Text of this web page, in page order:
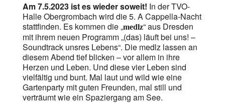
Am 7.5.2023 ist es wieder soweit! In der TVO-
Halle Obergrombach wird die 5. A Cappella-Nacht
stattfinden. Es kommen die „medlz“ aus Dresden
mit ihrem neuen Programm „(das) läuft bei uns! –
Soundtrack unsres Lebens“. Die medlz lassen an
diesem Abend tief blicken – vor allem in ihre
Herzen und Leben. Und diese vier Leben sind
vielfältig und bunt. Mal laut und wild wie eine
Gartenparty mit guten Freunden, mal still und
verträumt wie ein Spaziergang am See.